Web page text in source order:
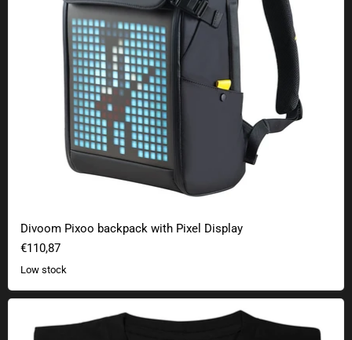
Divoom Pixoo backpack with Pixel Display
€110,87
Low stock
United Federation Invaders